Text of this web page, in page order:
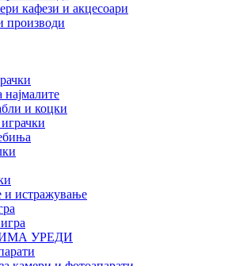
кафези и акцесоари
производи
најмалите
и коцки
и истражување
УРЕДИ